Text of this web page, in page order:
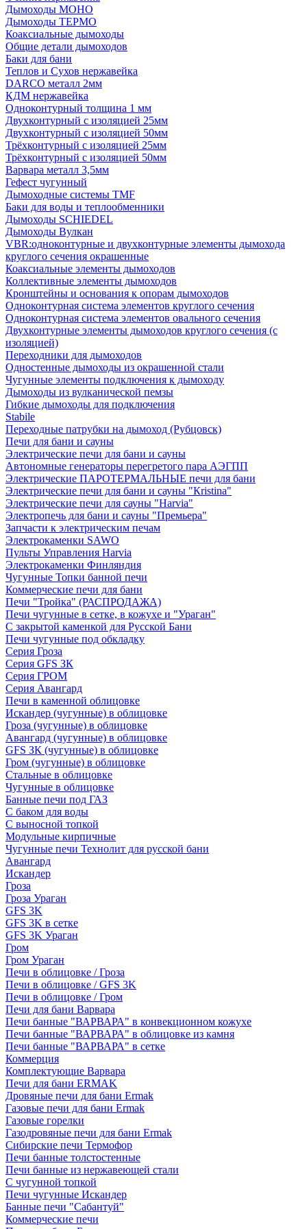
Дымоходы МОНО
Дымоходы ТЕРМО
Коаксиальные дымоходы
Общие детали дымоходов
Баки для бани
Теплов и Сухов нержавейка
DARCO металл 2мм
КДМ нержавейка
Одноконтурный толщина 1 мм
Двухконтурный с изоляцией 25мм
Двухконтурный с изоляцией 50мм
Трёхконтурный с изоляцией 25мм
Трёхконтурный с изоляцией 50мм
Варвара металл 3,5мм
Гефест чугунный
Дымоходные системы TMF
Баки для воды и теплообменники
Дымоходы SCHIEDEL
Дымоходы Вулкан
VBR:одноконтурные и двухконтурные элементы дымохода
круглого сечения окрашенные
Коаксиальные элементы дымоходов
Коллективные элементы дымоходов
Кронштейны и основания к опорам дымоходов
Одноконтурная система элементов круглого сечения
Одноконтурная система элементов овального сечения
Двухконтурные элементы дымоходов круглого сечения (с
изоляцией)
Переходники для дымоходов
Одностенные дымоходы из окрашенной стали
Чугунные элементы подключения к дымоходу
Дымоходы из вулканической пемзы
Гибкие дымоходы для подключения
Stabile
Переходные патрубки на дымоход (Рубцовск)
Печи для бани и сауны
Электрические печи для бани и сауны
Автономные генераторы перегретого пара АЭГПП
Электрические ПАРОТЕРМАЛЬНЫЕ печи для бани
Электрические печи для бани и сауны "Кristina"
Электрические печи для сауны "Harvia"
Электропечь для бани и сауны "Премьера"
Запчасти к электрическим печам
Электрокаменки SAWO
Пульты Управления Harvia
Электрокаменки Финляндия
Чугунные Топки банной печи
Коммерческие печи для бани
Печи "Тройка" (РАСПРОДАЖА)
Печи чугунные в сетке, в кожухе и "Ураган"
С закрытой каменкой для Русской Бани
Печи чугунные под обкладку
Серия Гроза
Серия GFS ЗК
Серия ГРОМ
Серия Авангард
Печи в каменной облицовке
Искандер (чугунные) в облицовке
Гроза (чугунные) в облицовке
Авангард (чугунные) в облицовке
GFS ЗК (чугунные) в облицовке
Гром (чугунные) в облицовке
Стальные в облицовке
Чугунные в облицовке
Банные печи под ГАЗ
С баком для воды
С выносной топкой
Модульные кирпичные
Чугунные печи Технолит для русской бани
Авангард
Искандер
Гроза
Гроза Ураган
GFS 3K
GFS 3K в сетке
GFS 3K Ураган
Гром
Гром Ураган
Печи в облицовке / Гроза
Печи в облицовке / GFS 3K
Печи в облицовке / Гром
Печи для бани Варвара
Печи банные "ВАРВАРА" в конвекционном кожухе
Печи банные "ВАРВАРА" в облицовке из камня
Печи банные "ВАРВАРА" в сетке
Коммерция
Комплектующие Варвара
Печи для бани ERMAK
Дровяные печи для бани Ermak
Газовые печи для бани Ermak
Газовые горелки
Газодровяные печи для бани Ermak
Сибирские печи Термофор
Печи банные толстостенные
Печи банные из нержавеющей стали
С чугунной топкой
Печи чугунные Искандер
Банные печи "Сабантуй"
Коммерческие печи